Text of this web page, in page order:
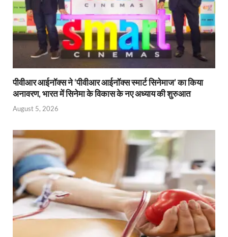
पीवीआर आईनॉक्स ने ‘पीवीआर आईनॉक्स स्मार्ट सिनेमाज’ का किया
अनावरण, भारत में सिनेमा के विकास के नए अध्याय की शुरुआत
August 5, 2026